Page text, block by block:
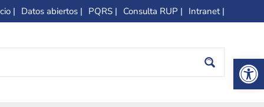
| Datos abiertos | PQRS | Consulta RUP | Intranet |